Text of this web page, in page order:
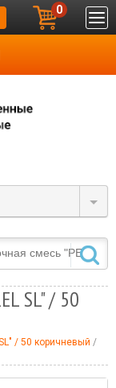
0
SL" / 50
/ 50 коричневый